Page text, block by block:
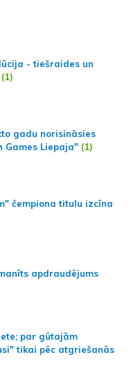
- tiešraides un
(1)
gadu norisināsies
Games Liepaja" (1)
čempiona titulu izcīna
apdraudējums
par gūtajām
tikai pēc atgriešanās